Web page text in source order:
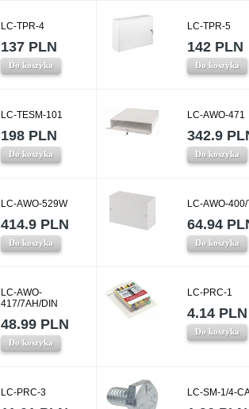
LC-TPR-4
137 PLN
Do koszyka
LC-TPR-5
142 PLN
Do koszyka
LC-TESM-101
198 PLN
Do koszyka
LC-AWO-471
342.9
Do koszyka
LC-AWO-529W
414.9 PLN
Do koszyka
LC-AWO-
64.94
Do koszyka
LC-AWO-
417/7AH/DIN
48.99 PLN
Do koszyka
LC-PRC-1
4.14 PLN
Do koszyka
LC-PRC-3 LC-SM-1/4-